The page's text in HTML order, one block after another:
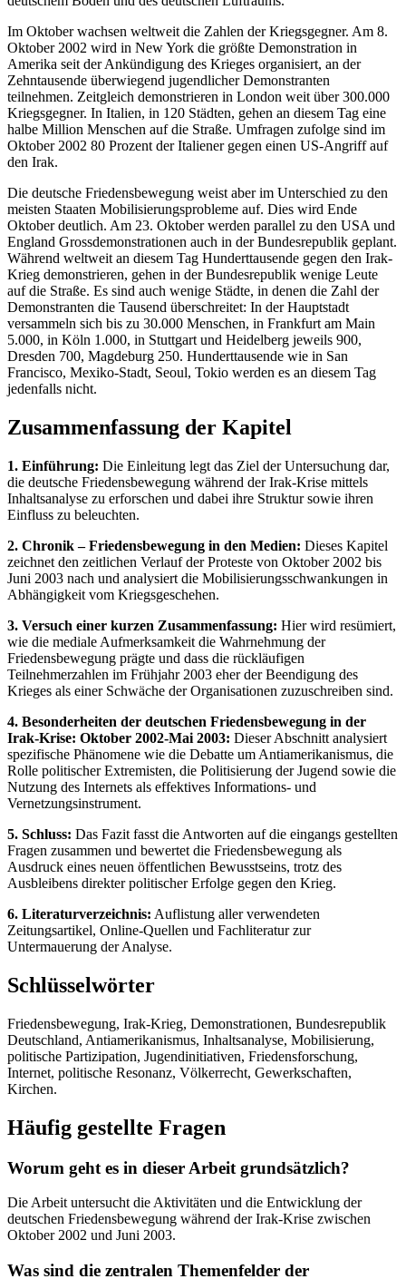
Im Oktober wachsen weltweit die Zahlen der Kriegsgegner. Am 8.
Oktober 2002 wird in New York die größte Demonstration in
Amerika seit der Ankündigung des Krieges organisiert, an der
Zehntausende überwiegend jugendlicher Demonstranten
teilnehmen. Zeitgleich demonstrieren in London weit über 300.000
Kriegsgegner. In Italien, in 120 Städten, gehen an diesem Tag eine
halbe Million Menschen auf die Straße. Umfragen zufolge sind im
Oktober 2002 80 Prozent der Italiener gegen einen US-Angriff auf
den Irak.
Die deutsche Friedensbewegung weist aber im Unterschied zu den
meisten Staaten Mobilisierungsprobleme auf. Dies wird Ende
Oktober deutlich. Am 23. Oktober werden parallel zu den USA und
England Grossdemonstrationen auch in der Bundesrepublik geplant.
Während weltweit an diesem Tag Hunderttausende gegen den Irak-
Krieg demonstrieren, gehen in der Bundesrepublik wenige Leute
auf die Straße. Es sind auch wenige Städte, in denen die Zahl der
Demonstranten die Tausend überschreitet: In der Hauptstadt
versammeln sich bis zu 30.000 Menschen, in Frankfurt am Main
5.000, in Köln 1.000, in Stuttgart und Heidelberg jeweils 900,
Dresden 700, Magdeburg 250. Hunderttausende wie in San
Francisco, Mexiko-Stadt, Seoul, Tokio werden es an diesem Tag
jedenfalls nicht.
Zusammenfassung der Kapitel
1. Einführung: Die Einleitung legt das Ziel der Untersuchung dar,
die deutsche Friedensbewegung während der Irak-Krise mittels
Inhaltsanalyse zu erforschen und dabei ihre Struktur sowie ihren
Einfluss zu beleuchten.
2. Chronik – Friedensbewegung in den Medien: Dieses Kapitel
zeichnet den zeitlichen Verlauf der Proteste von Oktober 2002 bis
Juni 2003 nach und analysiert die Mobilisierungsschwankungen in
Abhängigkeit vom Kriegsgeschehen.
3. Versuch einer kurzen Zusammenfassung: Hier wird resümiert,
wie die mediale Aufmerksamkeit die Wahrnehmung der
Friedensbewegung prägte und dass die rückläufigen
Teilnehmerzahlen im Frühjahr 2003 eher der Beendigung des
Krieges als einer Schwäche der Organisationen zuzuschreiben sind.
4. Besonderheiten der deutschen Friedensbewegung in der
Irak-Krise: Oktober 2002-Mai 2003: Dieser Abschnitt analysiert
spezifische Phänomene wie die Debatte um Antiamerikanismus, die
Rolle politischer Extremisten, die Politisierung der Jugend sowie die
Nutzung des Internets als effektives Informations- und
Vernetzungsinstrument.
5. Schluss: Das Fazit fasst die Antworten auf die eingangs gestellten
Fragen zusammen und bewertet die Friedensbewegung als
Ausdruck eines neuen öffentlichen Bewusstseins, trotz des
Ausbleibens direkter politischer Erfolge gegen den Krieg.
6. Literaturverzeichnis: Auflistung aller verwendeten
Zeitungsartikel, Online-Quellen und Fachliteratur zur
Untermauerung der Analyse.
Schlüsselwörter
Friedensbewegung, Irak-Krieg, Demonstrationen, Bundesrepublik
Deutschland, Antiamerikanismus, Inhaltsanalyse, Mobilisierung,
politische Partizipation, Jugendinitiativen, Friedensforschung,
Internet, politische Resonanz, Völkerrecht, Gewerkschaften,
Kirchen.
Häufig gestellte Fragen
Worum geht es in dieser Arbeit grundsätzlich?
Die Arbeit untersucht die Aktivitäten und die Entwicklung der
deutschen Friedensbewegung während der Irak-Krise zwischen
Oktober 2002 und Juni 2003.
Was sind die zentralen Themenfelder der